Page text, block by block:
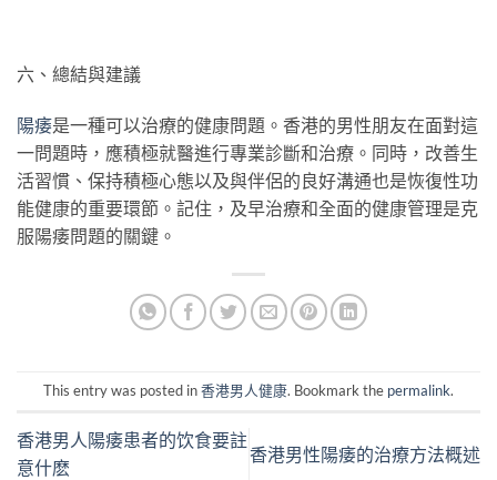
六、總結與建議
陽痿是一種可以治療的健康問題。香港的男性朋友在面對這
一問題時，應積極就醫進行專業診斷和治療。同時，改善生
活習慣、保持積極心態以及與伴侶的良好溝通也是恢復性功
能健康的重要環節。記住，及早治療和全面的健康管理是克
服陽痿問題的關鍵。
This entry was posted in香港男人健康. Bookmark the permalink.
香港男人陽痿患者的饮食要註
意什麽
香港男性陽痿的治療方法概述